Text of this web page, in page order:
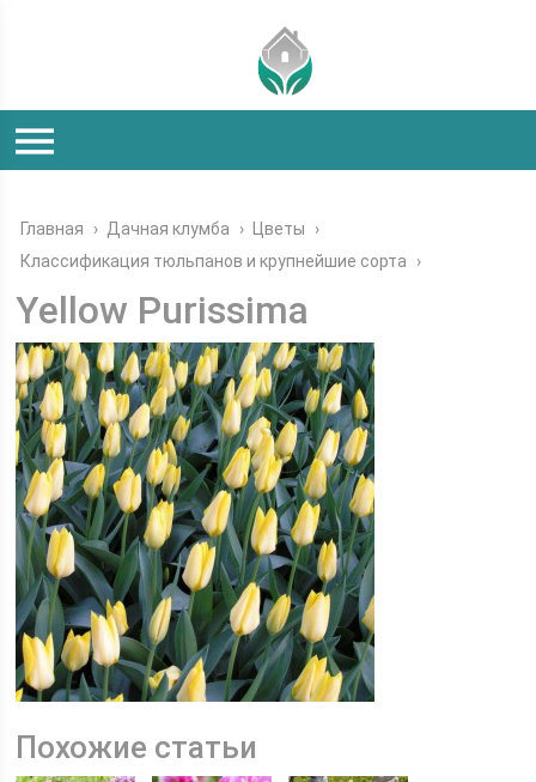
Главная › Дачная клумба › Цветы
›
Классификация тюльпанов и крупнейшие сорта
›
Yellow Purissima
Похожие статьи